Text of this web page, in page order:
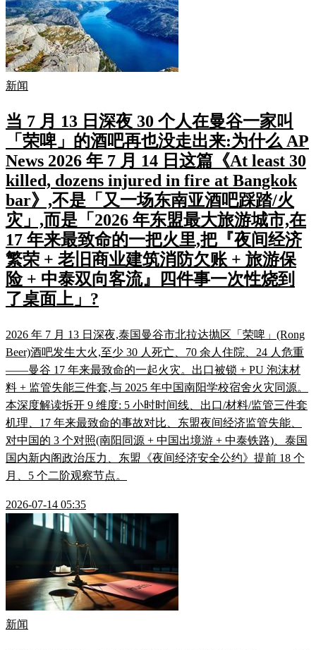
新闻
当 7 月 13 日深夜 30 个人在曼谷一家叫
「荣啤」的酒吧再也没走出来:为什么 AP
News 2026 年 7 月 14 日这篇《At least 30
killed, dozens injured in fire at Bangkok
bar》,不是「又一场东南亚酒吧踩踏/火
灾」,而是「2026 年东盟最大旅游城市,在
17 年来最致命的一把火里,把『夜间经济
繁荣 + 老旧商业建筑消防欠账 + 旅游保
险 + 中泰双向客流』四件事一次性烧到
了桌面上」?
2026 年 7 月 13 日深夜,泰国曼谷市北拉达抛区「荣啤」(Rong
Beer)酒吧发生大火,至少 30 人死亡、70 余人住院、24 人危重
——曼谷 17 年来最致命的一起火灾。出口被锁 + PU 泡沫材
料 + 监管失能三件套,与 2025 年中国南阳学校宿舍火灾同源。
本深度解读拆开 9 维度: 5 小时时间线、出口/材料/监管三件套
机理、17 年来最致命的事故对比、东盟夜间经济监管失能、
对中国的 3 个对照(南阳同源 + 中国出境游 + 中泰铁路)、泰国
国内新内阁政治压力、东盟《夜间经济安全公约》提前 18 个
月、5 个二阶观察节点。
2026-07-14 05:35
新闻